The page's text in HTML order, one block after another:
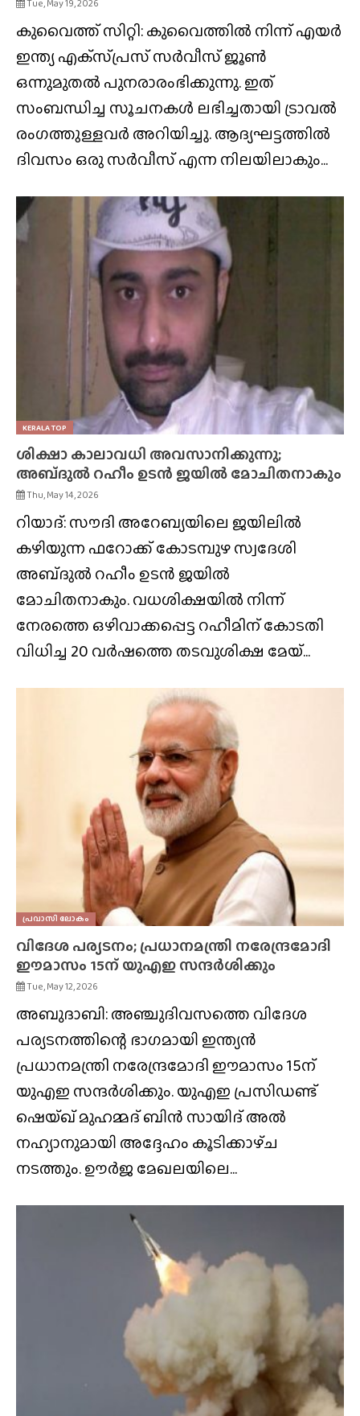
Tue, May 19, 2026
കുവൈത്ത് സിറ്റി: കുവൈത്തിൽ നിന്ന് എയർ
ഇന്ത്യ എക്‌സ്‌പ്രസ്‌ സർവീസ് ജൂൺ
ഒന്നുമുതൽ പുനരാരംഭിക്കുന്നു. ഇത്
സംബന്ധിച്ച സൂചനകൾ ലഭിച്ചതായി ട്രാവൽ
രംഗത്തുള്ളവർ അറിയിച്ചു. ആദ്യഘട്ടത്തിൽ
ദിവസം ഒരു സർവീസ് എന്ന നിലയിലാകും...
KERALA TOP
ശിക്ഷാ കാലാവധി അവസാനിക്കുന്നു;
അബ്‌ദുൽ റഹീം ഉടൻ ജയിൽ മോചിതനാകും
Thu, May 14, 2026
റിയാദ്: സൗദി അറേബ്യയിലെ ജയിലിൽ
കഴിയുന്ന ഫറോക്ക് കോടമ്പുഴ സ്വദേശി
അബ്‌ദുൽ റഹീം ഉടൻ ജയിൽ
മോചിതനാകും. വധശിക്ഷയിൽ നിന്ന്
നേരത്തെ ഒഴിവാക്കപ്പെട്ട റഹീമിന് കോടതി
വിധിച്ച 20 വർഷത്തെ തടവുശിക്ഷ മേയ്...
പ്രവാസി ലോകം
വിദേശ പര്യടനം; പ്രധാനമന്ത്രി നരേന്ദ്രമോദി
ഈമാസം 15ന് യുഎഇ സന്ദർശിക്കും
Tue, May 12, 2026
അബുദാബി: അഞ്ചുദിവസത്തെ വിദേശ
പര്യടനത്തിന്റെ ഭാഗമായി ഇന്ത്യൻ
പ്രധാനമന്ത്രി നരേന്ദ്രമോദി ഈമാസം 15ന്
യുഎഇ സന്ദർശിക്കും. യുഎഇ പ്രസിഡണ്ട്
ഷെയ്ഖ് മുഹമ്മദ് ബിൻ സായിദ് അൽ
നഹ്യാനുമായി അദ്ദേഹം കൂടിക്കാഴ്‌ച
നടത്തും. ഊർജ മേഖലയിലെ...